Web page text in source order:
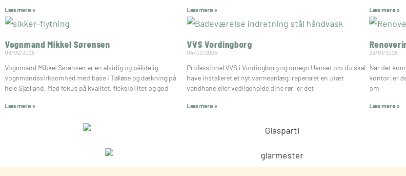
Læs mere » Læs mere » Læs mere »
Vognmand Mikkel Sørensen
08/02/2025
Vognmand Mikkel Sørensen er en alsidig og pålidelig
vognmandsvirksomhed med base i Tølløse og dækning på
hele Sjælland. Med fokus på kvalitet, fleksibilitet og god
Læs mere »
VVS Vordingborg
04/02/2025
Professionel VVS i Vordingborg og omegn Uanset om du skal
have installeret et nyt varmeanlæg, reperaret en utæt
vandhane eller vedligeholde dine rør, er det
Læs mere »
22/01/2025
Når det
kontor, er
om
Læs mere »